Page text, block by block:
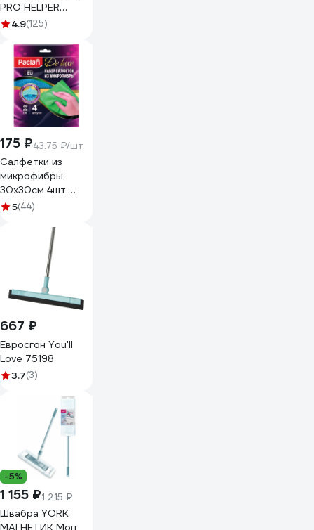
PRO HELPER
ULT130р.10/XL
4.9(125)
175 ₽43.75 ₽/шт
Салфетки из
микрофибры
30х30см 4шт.
Paclan 410261
5(44)
667 ₽
Евросгон You'll
Love 75198
3.7(3)
-5%
1 155 ₽1 215 ₽
Швабра YORK
МАГНЕТИК Моп